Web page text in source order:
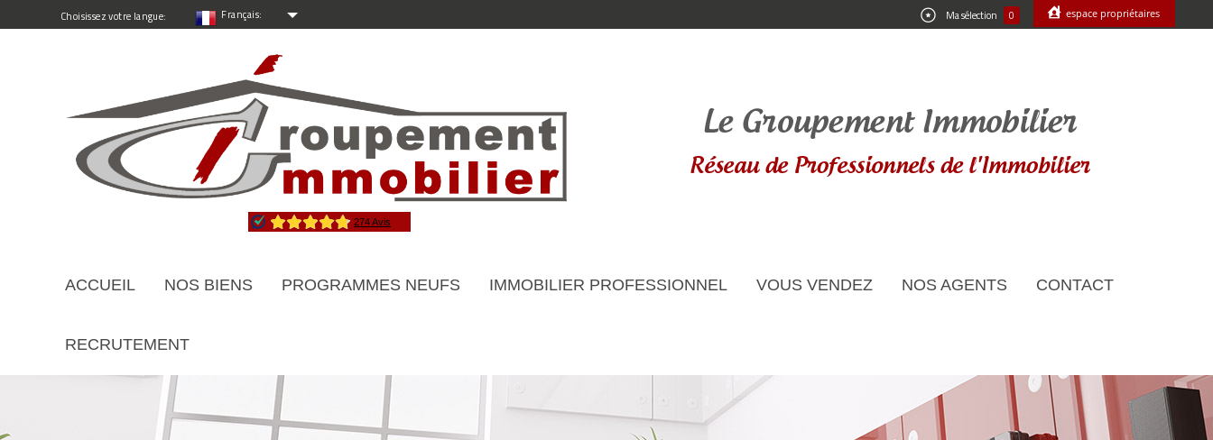
Choisissez votre langue: Français: Ma sélection 0 espace propriétaires
ACCUEIL NOS BIENS PROGRAMMES NEUFS IMMOBILIER PROFESSIONNEL VOUS VENDEZ NOS AGENTS CONTACT
RECRUTEMENT